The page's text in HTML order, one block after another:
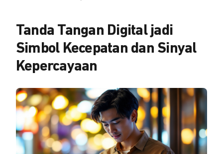
Tanda Tangan Digital jadi
Simbol Kecepatan dan Sinyal
Kepercayaan